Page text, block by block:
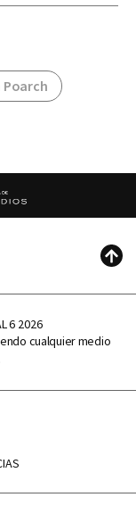
Poarch
6 2026
cualquier medio